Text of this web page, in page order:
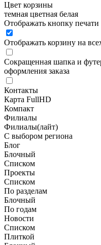
Цвет корзины
темная цветная белая
Отображать кнопку
Отображать корзину на
Сокращенная шапка и
оформления заказа
Контакты
Карта FullHD
Компакт
Филиалы
Филиалы(лайт)
С выбором региона
Блог
Блочный
Списком
Проекты
Списком
По разделам
Блочный
По годам
Новости
Списком
Плиткой